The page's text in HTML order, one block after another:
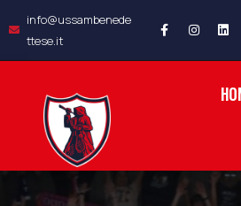
info@ussambenede
ttese.it